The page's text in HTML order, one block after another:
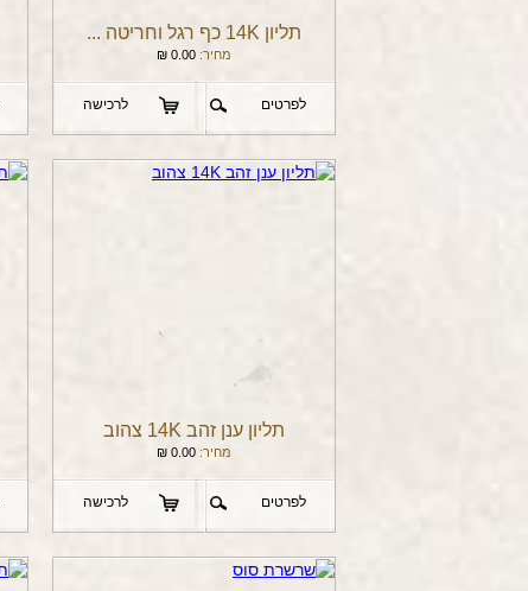
תליון 14K כף רגל וחריטה ...
מחיר: 0.00
₪
לפרטים לרכישה
תליון ענן זהב 14K צהוב
מחיר: 0.00
₪
לפרטים לרכישה